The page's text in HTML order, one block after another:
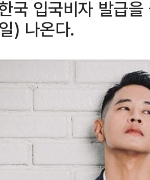
국 입국비자 발급
) 나온다.